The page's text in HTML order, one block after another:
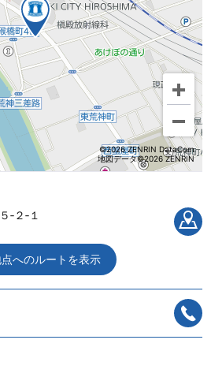
©2026 ZENRIN DataCom
地図データ©2026 ZENRIN
‐２‐１
点へのルートを表示